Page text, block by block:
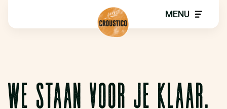
MENU
WE STAAN VOOR JE KLAAR.